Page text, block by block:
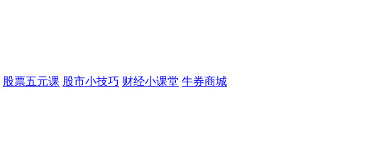
股票五元课 股市小技巧 财经小课堂 牛券商城